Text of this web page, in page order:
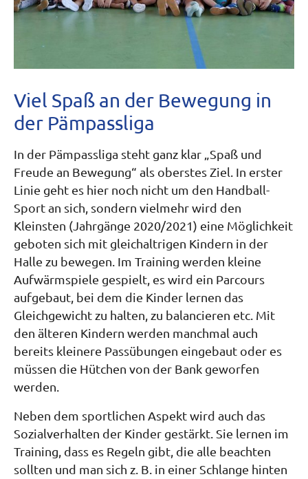
Viel Spaß an der Bewegung in
der Pämpassliga
In der Pämpassliga steht ganz klar „Spaß und
Freude an Bewegung“ als oberstes Ziel. In erster
Linie geht es hier noch nicht um den Handball-
Sport an sich, sondern vielmehr wird den
Kleinsten (Jahrgänge 2020/2021) eine Möglichkeit
geboten sich mit gleichaltrigen Kindern in der
Halle zu bewegen. Im Training werden kleine
Aufwärmspiele gespielt, es wird ein Parcours
aufgebaut, bei dem die Kinder lernen das
Gleichgewicht zu halten, zu balancieren etc. Mit
den älteren Kindern werden manchmal auch
bereits kleinere Passübungen eingebaut oder es
müssen die Hütchen von der Bank geworfen
werden.
Neben dem sportlichen Aspekt wird auch das
Sozialverhalten der Kinder gestärkt. Sie lernen im
Training, dass es Regeln gibt, die alle beachten
sollten und man sich z. B. in einer Schlange hinten